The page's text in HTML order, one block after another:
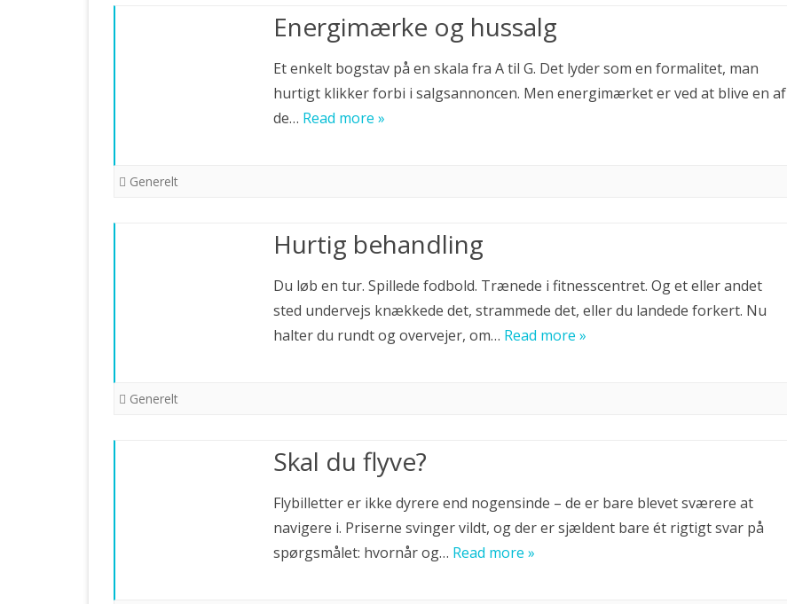
Energimærke og hussalg
Et enkelt bogstav på en skala fra A til G. Det lyder som en formalitet, man
hurtigt klikker forbi i salgsannoncen. Men energimærket er ved at blive en af
de… Read more »
Generelt
Hurtig behandling
Du løb en tur. Spillede fodbold. Trænede i fitnesscentret. Og et eller andet
sted undervejs knækkede det, strammede det, eller du landede forkert. Nu
halter du rundt og overvejer, om… Read more »
Generelt
Skal du flyve?
Flybilletter er ikke dyrere end nogensinde – de er bare blevet sværere at
navigere i. Priserne svinger vildt, og der er sjældent bare ét rigtigt svar på
spørgsmålet: hvornår og… Read more »